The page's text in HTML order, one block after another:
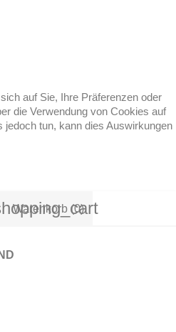
auf Sie, Ihre Präferenzen oder
die Verwendung von Cookies auf
jedoch tun, kann dies Auswirkungen
Warenkorb (0)